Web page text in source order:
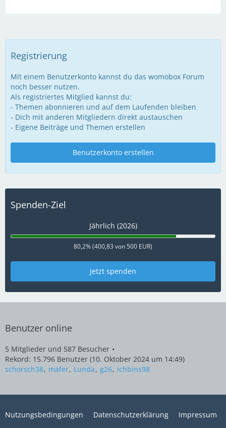
Registrierung
Mit einem Benutzerkonto kannst du das womobox Forum
noch besser nutzen.
Als registriertes Mitglied kannst du:
- Themen abonnieren und auf dem Laufenden bleiben
- Dich mit anderen Mitgliedern direkt austauschen
- Eigene Beiträge und Themen erstellen
Benutzerkonto erstellen
Spenden-Ziel
Jährlich (2026)
80,2% (400,83 von 500 EUR)
Jetzt spenden
Benutzer online
5 Mitglieder und 587 Besucher
Rekord: 15.796 Benutzer (10. Oktober 2024 um 14:49)
schorsch38 mafer Lunda g26 ichbins98
Nutzungsbedingungen Datenschutzerklärung Impressum